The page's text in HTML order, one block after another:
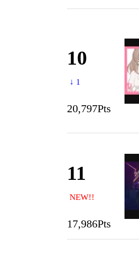
10
↓ 1
20,797Pts
11
NEW!!
17,986Pts